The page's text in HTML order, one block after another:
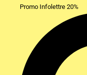
Promo Infolettre 20%